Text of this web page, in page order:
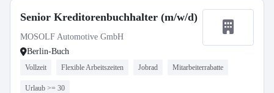
Senior Kreditorenbuchhalter (m/w/d)
MOSOLF Automotive GmbH
Berlin-Buch
Vollzeit Flexible Arbeitszeiten Jobrad Mitarbeiterrabatte
Urlaub >= 30